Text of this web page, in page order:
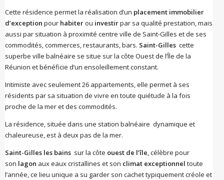
Cette résidence permet la réalisation d’un placement immobilier
d’exception pour habiterou investirpar sa qualité prestation, mais
aussi par situation à proximité centre ville de Saint-Gilles et de ses
commodités, commerces, restaurants, bars. Saint-Gilles cette
superbe ville balnéaire se situe sur la côte Ouest de l’Île de la
Réunion et bénéficie d’un ensoleillement constant.
Intimiste avec seulement 26 appartements, elle permet à ses
résidents par sa situation de vivre en toute quiétude à la fois
proche de la mer et des commodités.
La résidence, située dans une station balnéaire dynamique et
chaleureuse, est à deux pas de la mer.
Saint-Gilles les bains sur la côte ouest de l’île, célèbre pour
son lagon aux eaux cristallines et son climat exceptionnel toute
l’année, ce lieu unique a su garder son cachet typiquement créole et